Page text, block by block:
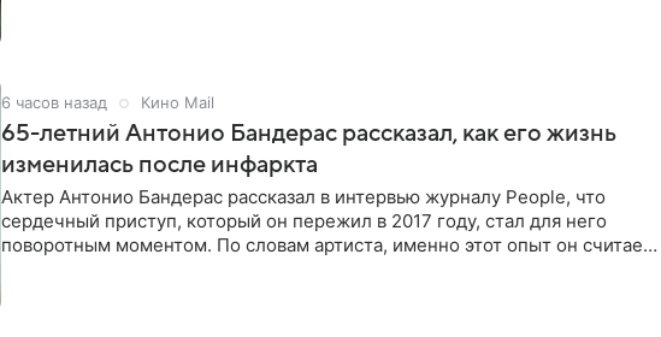
6 часов назад Кино Mail
65-летний Антонио Бандерас рассказал, как его жизнь
изменилась после инфаркта
Актер Антонио Бандерас рассказал в интервью журналу People, что
сердечный приступ, который он пережил в 2017 году, стал для него
поворотным моментом. По словам артиста, именно этот опыт он считает